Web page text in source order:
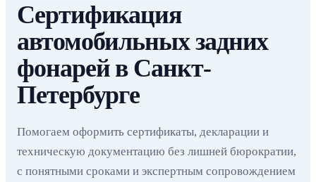
Сертификация
автомобильных задних
фонарей в Санкт-
Петербурге
Помогаем оформить сертификаты, декларации и
техническую документацию без лишней бюрократии,
с понятными сроками и экспертным сопровождением